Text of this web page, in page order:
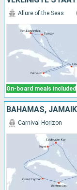
On-board meals included
Allure of the Seas
Carnival Horizon